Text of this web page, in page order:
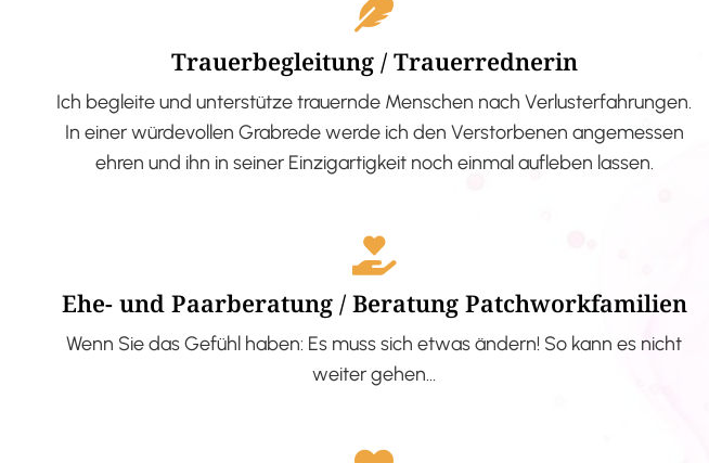
Trauerbegleitung / Trauerrednerin
Ich begleite und unterstütze trauernde Menschen nach Verlusterfahrungen.
In einer würdevollen Grabrede werde ich den Verstorbenen angemessen
ehren und ihn in seiner Einzigartigkeit noch einmal aufleben lassen.
Ehe- und Paarberatung / Beratung Patchworkfamilien
Wenn Sie das Gefühl haben: Es muss sich etwas ändern! So kann es nicht
weiter gehen…